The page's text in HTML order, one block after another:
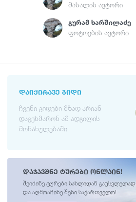
მასალის ავტორი
Გურამ Ხარშილაძე
ფოტოების ავტორი
ᲓᲐᲘᲥᲘᲠᲐᲕᲔ ᲒᲘᲓᲘ
ჩვენი გიდები მზად არიან
დაგეხმარონ ამ ადგილის
მონახულებაში
დაჯავშნე ტურები ონლაინ!
შეიძინე ტურები სახლიდან გაუსვლელად
და აღმოაჩინე შენი საქართველო!